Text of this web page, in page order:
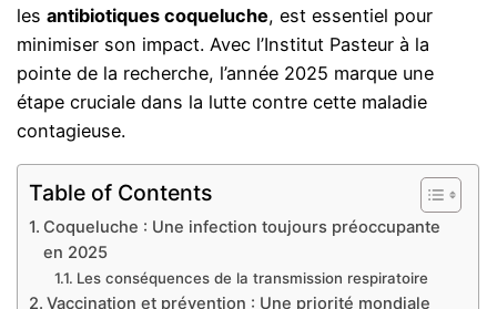
lesantibiotiques coqueluche, est essentiel pour
minimiser son impact. Avec l’Institut Pasteur à la
pointe de la recherche, l’année 2025 marque une
étape cruciale dans la lutte contre cette maladie
contagieuse.
Table of Contents
Coqueluche : Une infection toujours préoccupante
en 2025
Les conséquences de la transmission respiratoire
Vaccination et prévention : Une priorité mondiale